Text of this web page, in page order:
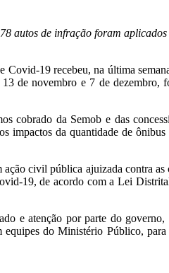
autos de infração foram
19 recebeu, na última
de novembro e 7 de dezembro,
cobrado da Semob e das
impactos da quantidade de ônibus
civil pública ajuizada contra as
19, de acordo com a Lei
e atenção por parte do governo,
do Ministério Público, para